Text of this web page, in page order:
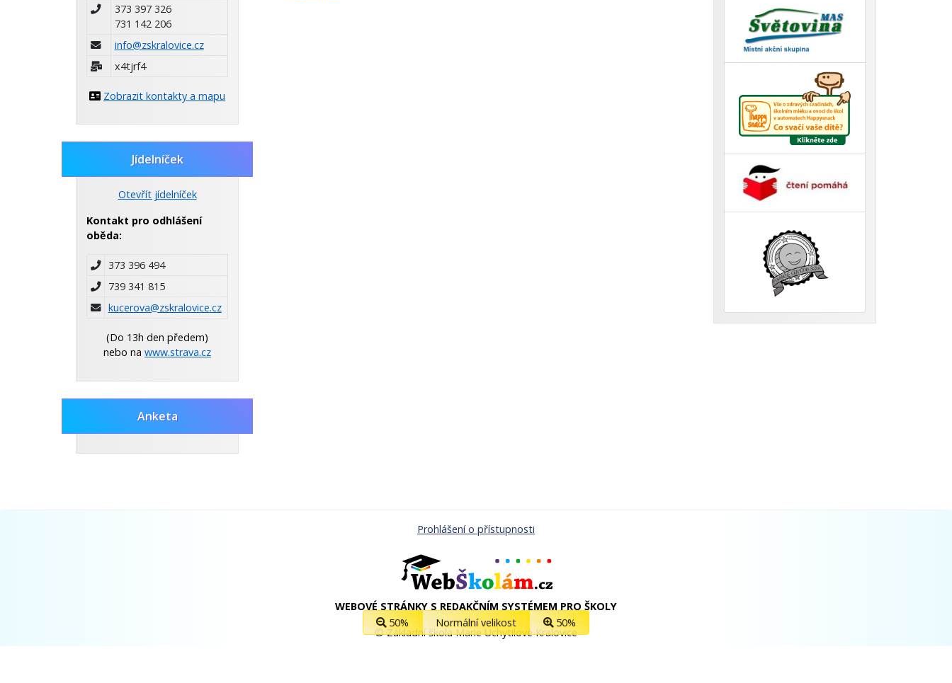
50% Normální velikost 50%
373 397 326
731 142 206
info@zskralovice.cz
x4tjrf4
Zobrazit kontakty a mapu
Jídelníček
Otevřít jídelníček
Kontakt pro odhlášení
oběda:
373 396 494
739 341 815
kucerova@zskralovice.cz
(Do 13h den předem)
nebo na www.strava.cz
Anketa
Prohlášení o přístupnosti
WEBOVÉ STRÁNKY S REDAKČNÍM SYSTÉMEM PRO ŠKOLY
© Základní škola Marie Uchytilové Kralovice